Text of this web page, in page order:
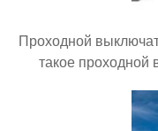
Проходной
такое проходной